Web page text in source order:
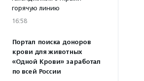
горячую линию
16:58
Портал поиска доноров
крови для животных
«Одной Крови» заработал
по всей России